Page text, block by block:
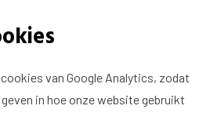
van Google Analytics, zodat
in hoe onze website gebruikt